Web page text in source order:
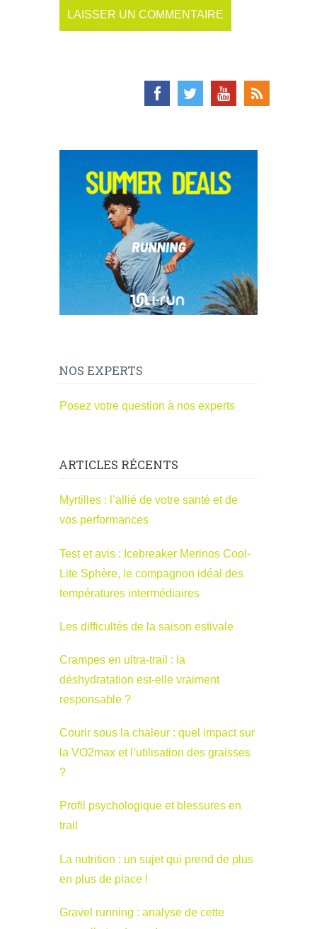
NOS EXPERTS
Posez votre question à nos experts
ARTICLES RÉCENTS
Myrtilles : l’allié de votre santé et de
vos performances
Test et avis : Icebreaker Merinos Cool-
Lite Sphère, le compagnon idéal des
températures intermédiaires
Les difficultés de la saison estivale
Crampes en ultra-trail : la
déshydratation est-elle vraiment
responsable ?
Courir sous la chaleur : quel impact sur
la VO2max et l’utilisation des graisses
?
Profil psychologique et blessures en
trail
La nutrition : un sujet qui prend de plus
en plus de place !
Gravel running : analyse de cette